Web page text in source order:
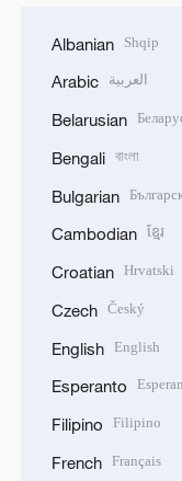
Albanian Shqip
Arabic العربية
Belarusian
Bengali বাংলা
Bulgarian
Cambodian ខ្មែរ
Croatian Hrvatski
Czech Český
English English
Esperanto
Filipino Filipino
French Français